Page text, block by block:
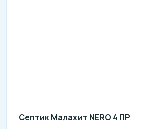
Септик Малахит NERO 4 ПР